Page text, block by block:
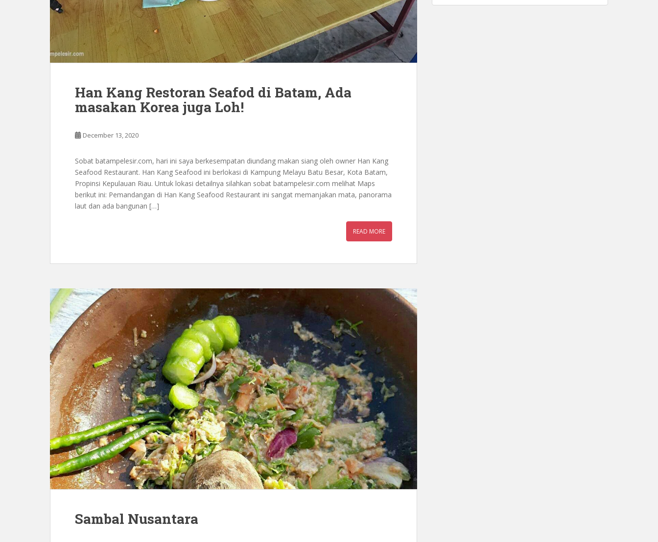
Han Kang Restoran Seafod di Batam, Ada
masakan Korea juga Loh!
December 13, 2020
Sobat batampelesir.com, hari ini saya berkesempatan diundang makan siang oleh owner Han Kang
Seafood Restaurant. Han Kang Seafood ini berlokasi di Kampung Melayu Batu Besar, Kota Batam,
Propinsi Kepulauan Riau. Untuk lokasi detailnya silahkan sobat batampelesir.com melihat Maps
berikut ini: Pemandangan di Han Kang Seafood Restaurant ini sangat memanjakan mata, panorama
laut dan ada bangunan […]
READ MORE
Sambal Nusantara